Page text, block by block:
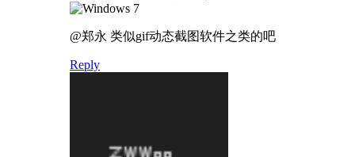
@郑永 类似gif动态截图软件之类的吧
Reply